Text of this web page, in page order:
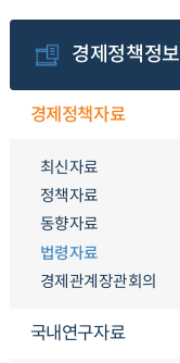
경제정책정보
경제정책자료
최신자료
정책자료
동향자료
법령자료
경제관계장관회의
국내연구자료